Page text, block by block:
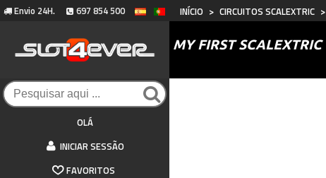
Envio 24H. 697 854 500
OLÁ
INICIAR SESSÃO
FAVORITOS
INÍCIO > CIRCUITOS SCALEXTRIC >
MY FIRST SCALEXTRIC